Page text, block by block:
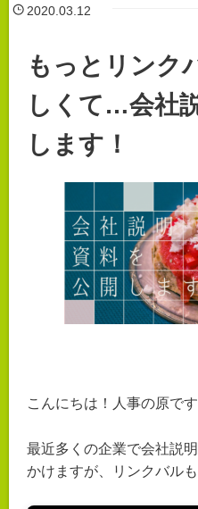
2020.03.12
もっとリンク
しくて…会社
します！
こんにちは！人事の原です
最近多くの企業で会社説
かけますが、リンクバル